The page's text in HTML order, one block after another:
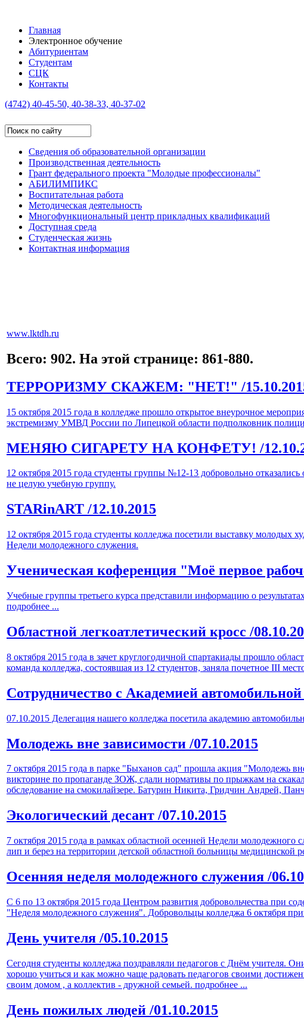
Главная
Электронное обучение
Абитуриентам
Студентам
СЦК
Контакты
(4742) 40-45-50, 40-38-33, 40-37-02
Сведения об образовательной организации
Производственная деятельность
Грант федерального проекта "Молодые профессионалы"
АБИЛИМПИКС
Воспитательная работа
Методическая деятельность
Многофункциональный центр прикладных квалификаций
Доступная среда
Студенческая жизнь
Контактная информация
www.lktdh.ru
Всего: 902. На этой странице: 861-880.
ТЕРРОРИЗМУ СКАЖЕМ: "НЕТ!" /
15 октября 2015 года в колледже прошло открытое внеурочное
экстремизму УМВД России по Липецкой области подполковник
МЕНЯЮ СИГАРЕТУ НА КОНФЕТУ! /
12 октября 2015 года студенты группы №12-13 добровольно
не целую учебную группу.
STARinART /12.10.2015
12 октября 2015 года студенты колледжа посетили выставку молодых
Недели молодежного служения.
Ученическая коференция "Моё первое
Учебные группы третьего курса представили информацию о
подробнее ...
Областной легкоатлетический кросс /
8 октября 2015 года в зачет круглогодичной спартакиады прошло
команда колледжа, состоявшая из 12 студентов, заняла почетное III
Сотрудничество с Академией
07.10.2015 Делегация нашего колледжа посетила академию
Молодежь вне зависимости /07.10.2015
7 октября 2015 года в парке "Быханов сад" прошла акция "Молодежь
викторине по пропаганде ЗОЖ, сдали нормативы по прыжкам на
обследование на смокилайзере. Батурин Никита, Гридчин Андрей,
Экологический десант /07.10.2015
7 октября 2015 года в рамках областной осенней Недели
лип и берез на территории детской областной больницы медицинской
Осенняя неделя молодежного служения /
С 6 по 13 октября 2015 года Центром развития добровольчества при
"Неделя молодежного служения". Добровольцы колледжа 6 октября
День учителя /05.10.2015
Сегодня студенты колледжа поздравляли педагогов с Днём учителя.
хорошо учиться и как можно чаще радовать педагогов своими
своим домом , а коллектив - дружной семьей. подробнее ...
День пожилых людей /01.10.2015